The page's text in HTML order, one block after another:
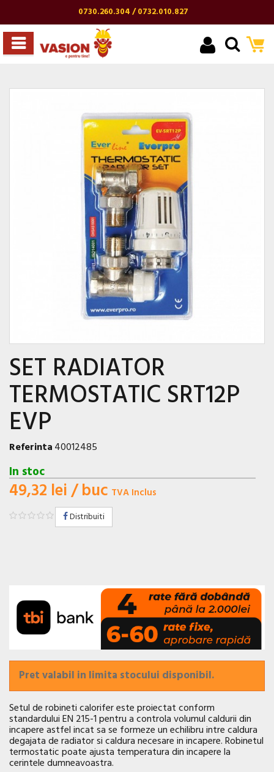
0730.260.304 / 0732.010.827
SET RADIATOR
TERMOSTATIC SRT12P
EVP
Referinta40012485
In stoc
49,32 lei/ buc TVA Inclus
Distribuiti
Pret valabil in limita stocului disponibil.
Setul de robineti calorifer este proiectat conform
standardului EN 215-1 pentru a controla volumul caldurii din
incapere astfel incat sa se formeze un echilibru intre caldura
degajata de radiator si caldura necesare in incapere. Robinetul
termostatic poate ajusta temperatura din incapere la
cerintele dumneavoastra.